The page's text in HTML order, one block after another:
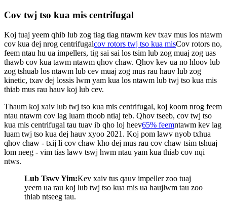
Cov twj tso kua mis centrifugal
Koj tuaj yeem qhib lub zog tiag tiag ntawm kev txav mus los ntawm
cov kua dej nrog centrifugalcov rotors twj tso kua misCov rotors no,
feem ntau hu ua impellers, tig sai sai los tsim lub zog muaj zog uas
thawb cov kua tawm ntawm qhov chaw. Qhov kev ua no hloov lub
zog tshuab los ntawm lub cev muaj zog mus rau hauv lub zog
kinetic, txav dej lossis lwm yam kua los ntawm lub twj tso kua mis
thiab mus rau hauv koj lub cev.
Thaum koj xaiv lub twj tso kua mis centrifugal, koj koom nrog feem
ntau ntawm cov lag luam thoob ntiaj teb. Qhov tseeb, cov twj tso
kua mis centrifugal tau tuav ib qho loj heev65% feemntawm kev lag
luam twj tso kua dej hauv xyoo 2021. Koj pom lawv nyob txhua
qhov chaw - txij li cov chaw kho dej mus rau cov chaw tsim tshuaj
lom neeg - vim tias lawv tswj hwm ntau yam kua thiab cov nqi
ntws.
Lub Tswv Yim:Kev xaiv tus qauv impeller zoo tuaj
yeem ua rau koj lub twj tso kua mis ua haujlwm tau zoo
thiab ntseeg tau.